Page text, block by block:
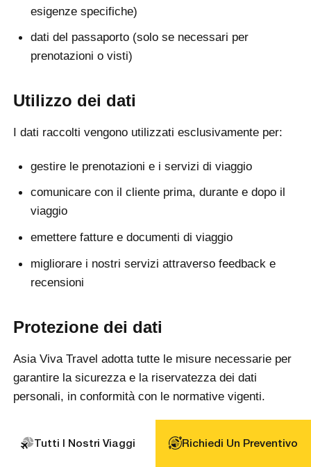
Tutti I Nostri Viaggi Richiedi Un Preventivo
esigenze specifiche)
dati del passaporto (solo se necessari per
prenotazioni o visti)
Utilizzo dei dati
I dati raccolti vengono utilizzati esclusivamente per:
gestire le prenotazioni e i servizi di viaggio
comunicare con il cliente prima, durante e dopo il
viaggio
emettere fatture e documenti di viaggio
migliorare i nostri servizi attraverso feedback e
recensioni
Protezione dei dati
Asia Viva Travel adotta tutte le misure necessarie per
garantire la sicurezza e la riservatezza dei dati
personali, in conformità con le normative vigenti.
salvo nei casi strettamente necessari